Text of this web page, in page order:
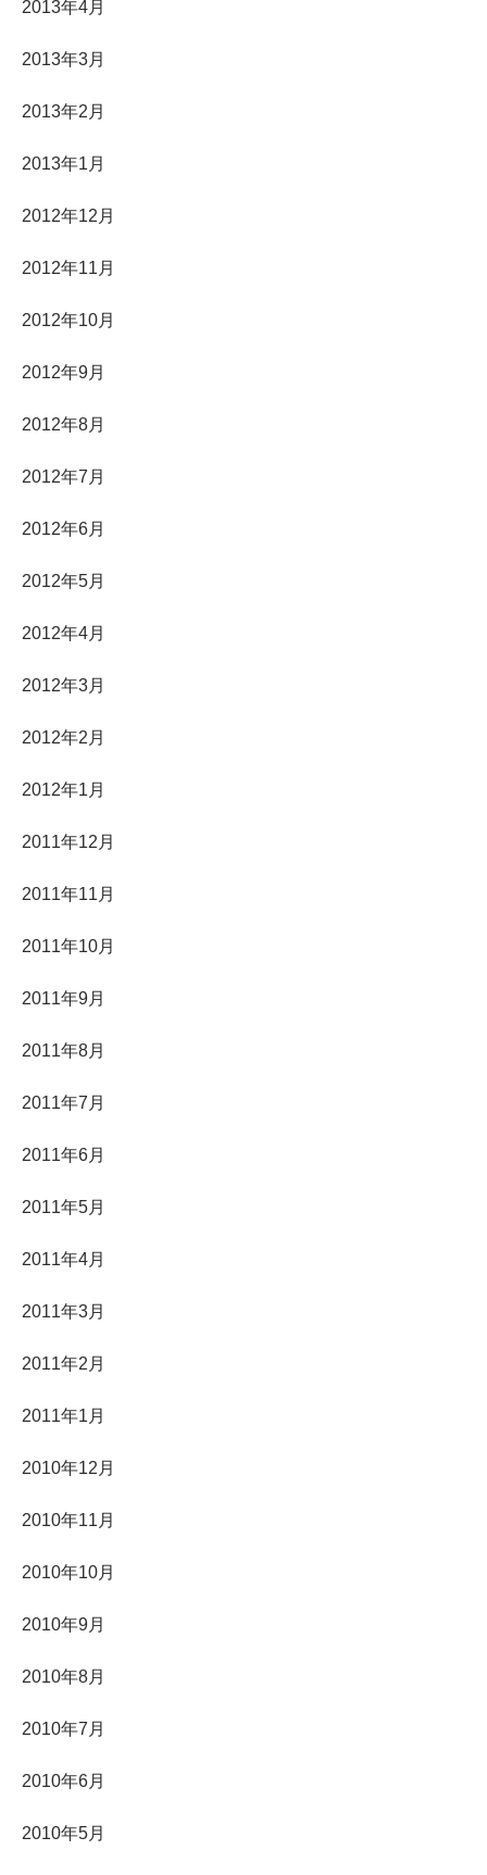
2013年4月
2013年3月
2013年2月
2013年1月
2012年12月
2012年11月
2012年10月
2012年9月
2012年8月
2012年7月
2012年6月
2012年5月
2012年4月
2012年3月
2012年2月
2012年1月
2011年12月
2011年11月
2011年10月
2011年9月
2011年8月
2011年7月
2011年6月
2011年5月
2011年4月
2011年3月
2011年2月
2011年1月
2010年12月
2010年11月
2010年10月
2010年9月
2010年8月
2010年7月
2010年6月
2010年5月